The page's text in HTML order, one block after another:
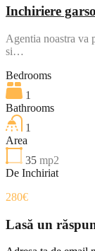
Inchiriere
Agentia noastra va
si…
Bedrooms
1
Bathrooms
1
Area
35 mp2
De Inchiriat
280€
Lasă un